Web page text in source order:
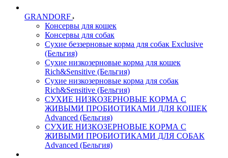
GRANDORF
Консервы для кошек
Консервы для собак
Сухие беззерновые корма для собак Exclusive
(Бельгия)
Сухие низкозерновые корма для кошек
Rich&Sensitive (Бельгия)
Сухие низкозерновые корма для собак
Rich&Sensitive (Бельгия)
СУХИЕ НИЗКОЗЕРНОВЫЕ КОРМА С
ЖИВЫМИ ПРОБИОТИКАМИ ДЛЯ КОШЕК
Advanced (Бельгия)
СУХИЕ НИЗКОЗЕРНОВЫЕ КОРМА С
ЖИВЫМИ ПРОБИОТИКАМИ ДЛЯ СОБАК
Advanced (Бельгия)